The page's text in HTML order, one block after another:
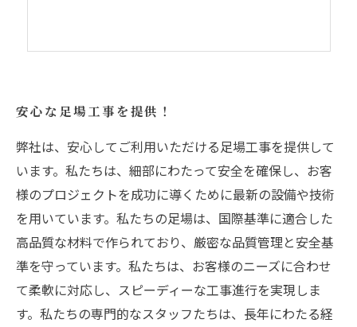
安心な足場工事を提供！
弊社は、安心してご利用いただける足場工事を提供して
います。私たちは、細部にわたって安全を確保し、お客
様のプロジェクトを成功に導くために最新の設備や技術
を用いています。私たちの足場は、国際基準に適合した
高品質な材料で作られており、厳密な品質管理と安全基
準を守っています。私たちは、お客様のニーズに合わせ
て柔軟に対応し、スピーディーな工事進行を実現しま
す。私たちの専門的なスタッフたちは、長年にわたる経